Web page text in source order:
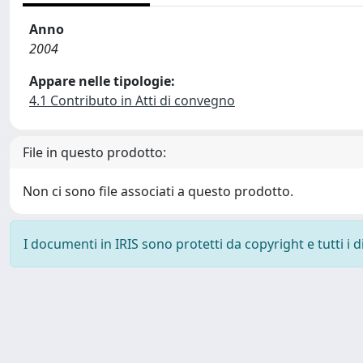
Anno
2004
Appare nelle tipologie:
4.1 Contributo in Atti di convegno
File in questo prodotto:
Non ci sono file associati a questo prodotto.
I documenti in IRIS sono protetti da copyright e tutti i